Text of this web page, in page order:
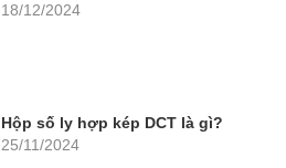
18/12/2024
Hộp số ly hợp kép DCT là gì?
25/11/2024